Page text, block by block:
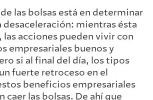
las bolsas está en determinar
desaceleración: mientras ésta
las acciones pueden vivir con
empresariales buenos y
si al final del día, los tipos
fuerte retroceso en el
beneficios empresariales
caer las bolsas. De ahí que